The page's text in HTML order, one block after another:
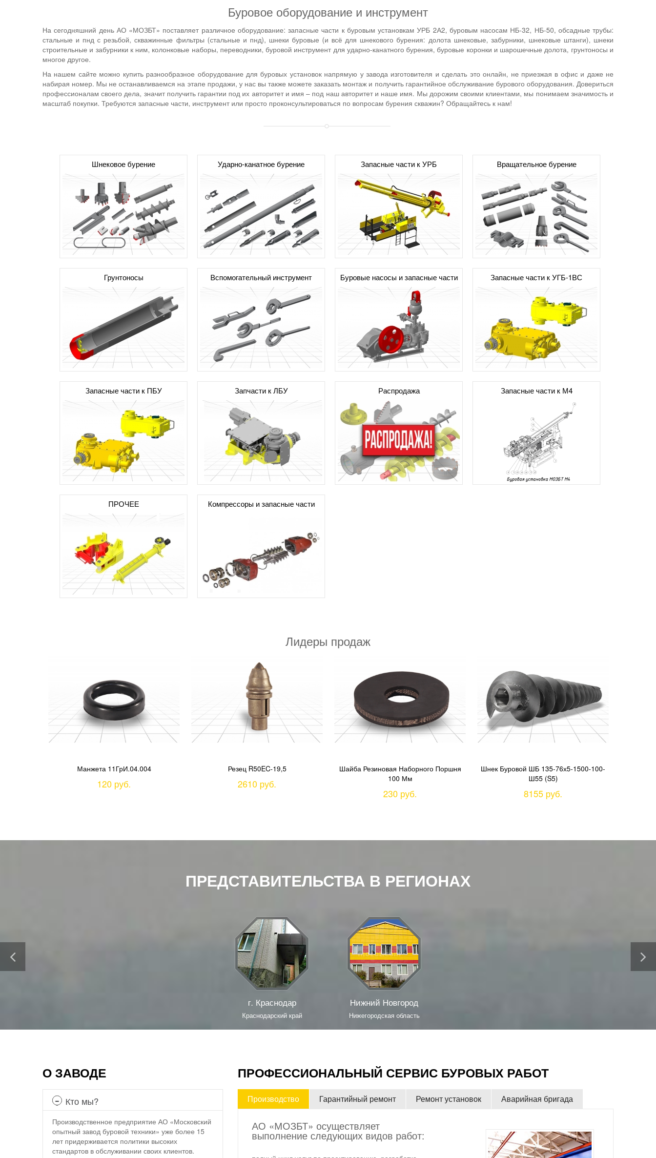
Буровое оборудование и инструмент
На сегодняшний день АО «МОЗБТ» поставляет различное оборудование: запасные части к буровым установкам УРБ 2А2, буровым насосам НБ-32, НБ-50, обсадные трубы:
стальные и пнд с резьбой, скважинные фильтры (стальные и пнд), шнеки буровые (и всё для шнекового бурения: долота шнековые, забурники, шнековые штанги), шнеки
строительные и забурники к ним, колонковые наборы, переводники, буровой инструмент для ударно-канатного бурения, буровые коронки и шарошечные долота, грунтоносы и
многое другое.
На нашем сайте можно купить разнообразное оборудование для буровых установок напрямую у завода изготовителя и сделать это онлайн, не приезжая в офис и даже не
набирая номер. Мы не останавливаемся на этапе продажи, у нас вы также можете заказать монтаж и получить гарантийное обслуживание бурового оборудования. Довериться
профессионалам своего дела, значит получить гарантии под их авторитет и имя – под наш авторитет и наше имя. Мы дорожим своими клиентами, мы понимаем значимость и
масштаб покупки. Требуются запасные части, инструмент или просто проконсультироваться по вопросам бурения скважин? Обращайтесь к нам!
Шнековое бурение Ударно-канатное бурение Запасные части к УРБ Вращательное бурение
Грунтоносы Вспомогательный инструмент Буровые насосы и запасные части Запасные части к УГБ-1ВС
Запасные части к ПБУ Запчасти к ЛБУ Распродажа Запасные части к М4
ПРОЧЕЕ Компрессоры и запасные части
Лидеры продаж
Манжета 11ГрИ.04.004
120 руб.
Резец R50EC-19,5
2610 руб.
Шайба Резиновая Наборного Поршня
100 Мм
230 руб.
Шнек Буровой ШБ 135-76х5-1500-100-
Ш55 (S5)
8155 руб.
ПРЕДСТАВИТЕЛЬСТВА В РЕГИОНАХ
г. Краснодар
Краснодарский край
Нижний Новгород
Нижегородская область
О ЗАВОДЕ
Кто мы?
Производственное предприятие АО «Московский
опытный завод буровой техники» уже более 15
лет придерживается политики высоких
стандартов в обслуживании своих клиентов.
ПРОФЕССИОНАЛЬНЫЙ СЕРВИС БУРОВЫХ РАБОТ
Производство Гарантийный ремонт Ремонт установок Аварийная бригада
АО «МОЗБТ» осуществляет
выполнение следующих видов работ: